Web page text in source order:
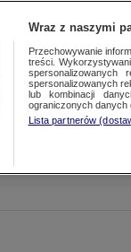
Wraz z naszymi
Przechowywanie
treści.
spersonalizowanych
lub kombinacji
ograniczonych danych
Lista partnerów